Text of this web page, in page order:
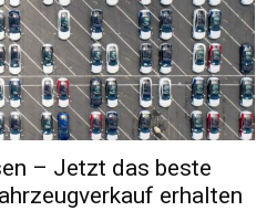
– Jetzt das beste
erhalten